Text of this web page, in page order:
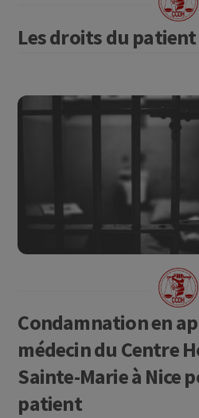
Les droits du patient
Condamnation en
médecin du Centre
Sainte-Marie à Nice
patient